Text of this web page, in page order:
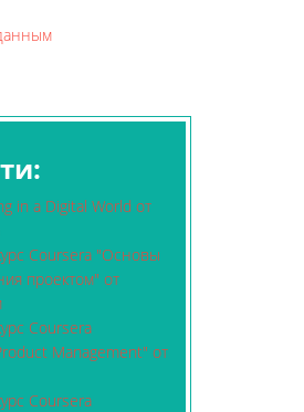
in a Digital World от
Coursera "Основы
проектом" от
Coursera
Management" от
Coursera